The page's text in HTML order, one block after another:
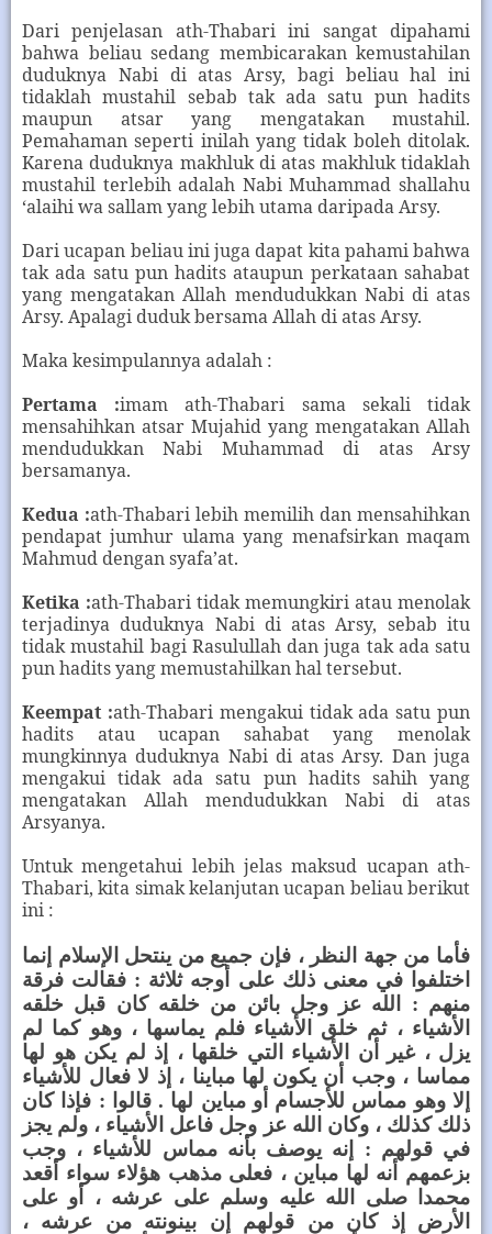
Dari penjelasan ath-Thabari ini sangat dipahami
bahwa beliau sedang membicarakan kemustahilan
duduknya Nabi di atas Arsy, bagi beliau hal ini
tidaklah mustahil sebab tak ada satu pun hadits
maupun atsar yang mengatakan mustahil.
Pemahaman seperti inilah yang tidak boleh ditolak.
Karena duduknya makhluk di atas makhluk tidaklah
mustahil terlebih adalah Nabi Muhammad shallahu
‘alaihi wa sallam yang lebih utama daripada Arsy.
Dari ucapan beliau ini juga dapat kita pahami bahwa
tak ada satu pun hadits ataupun perkataan sahabat
yang mengatakan Allah mendudukkan Nabi di atas
Arsy. Apalagi duduk bersama Allah di atas Arsy.
Maka kesimpulannya adalah :
Pertama :imam ath-Thabari sama sekali tidak
mensahihkan atsar Mujahid yang mengatakan Allah
mendudukkan Nabi Muhammad di atas Arsy
bersamanya.
Kedua :ath-Thabari lebih memilih dan mensahihkan
pendapat jumhur ulama yang menafsirkan maqam
Mahmud dengan syafa’at.
Ketika :ath-Thabari tidak memungkiri atau menolak
terjadinya duduknya Nabi di atas Arsy, sebab itu
tidak mustahil bagi Rasulullah dan juga tak ada satu
pun hadits yang memustahilkan hal tersebut.
Keempat :ath-Thabari mengakui tidak ada satu pun
hadits atau ucapan sahabat yang menolak
mungkinnya duduknya Nabi di atas Arsy. Dan juga
mengakui tidak ada satu pun hadits sahih yang
mengatakan Allah mendudukkan Nabi di atas
Arsyanya.
Untuk mengetahui lebih jelas maksud ucapan ath-
Thabari, kita simak kelanjutan ucapan beliau berikut
ini :
فأما من جهة النظر ، فإن جميع من ينتحل الإسلام إنما
اختلفوا في معنى ذلك على أوجه ثلاثة : فقالت فرقة
منهم : الله عز وجل بائن من خلقه كان قبل خلقه
الأشياء ، ثم خلق الأشياء فلم يماسها ، وهو كما لم
يزل ، غير أن الأشياء التي خلقها ، إذ لم يكن هو لها
مماسا ، وجب أن يكون لها مباينا ، إذ لا فعال للأشياء
إلا وهو مماس للأجسام أو مباين لها . قالوا : فإذا كان
ذلك كذلك ، وكان الله عز وجل فاعل الأشياء ، ولم يجز
في قولهم : إنه يوصف بأنه مماس للأشياء ، وجب
بزعمهم أنه لها مباين ، فعلى مذهب هؤلاء سواء أقعد
محمدا صلى الله عليه وسلم على عرشه ، أو على
الأرض إذ كان من قولهم إن بينونته من عرشه ،